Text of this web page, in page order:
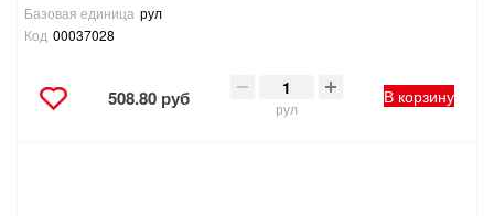
Базовая единица рул
Код 00037028
508.80 руб рул
В корзину